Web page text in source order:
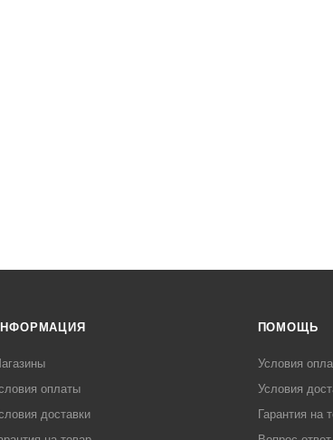
оплаты
доставки
ПОМОЩЬ
Условия
Условия
Гарантия на